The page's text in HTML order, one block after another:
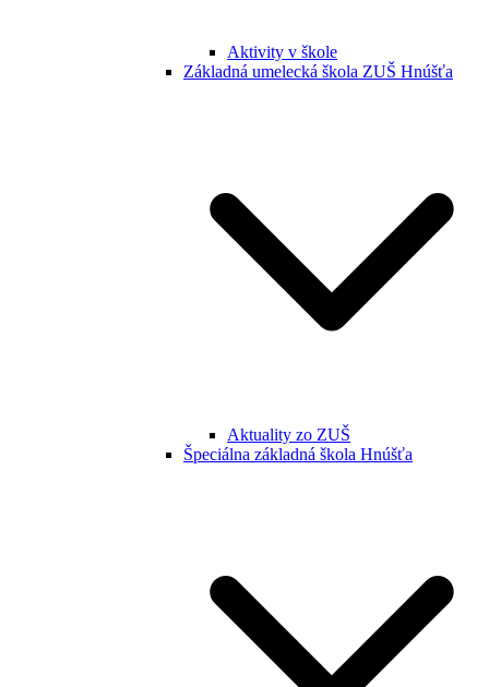
Aktivity v škole
Základná umelecká škola ZUŠ Hnúšťa
Aktuality zo ZUŠ
Špeciálna základná škola Hnúšťa